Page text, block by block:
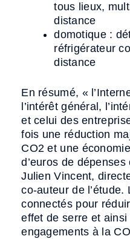
tous lieux,
distance
domotique :
réfrigérateur
distance
En résumé, «
l’intérêt général,
et celui des
fois une réduction
CO2 et une
d’euros de
Julien Vincent,
co-auteur de
connectés pour
effet de serre et
engagements à la